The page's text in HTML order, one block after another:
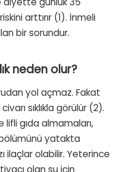
arttırır (1). İnmeli
bir sorundur.
neden olur?
yol açmaz. Fakat
sıklıkla görülür (2).
lifli gıda almamaları,
yatakta
ilaçlar olabilir. Yeterince
olan su için